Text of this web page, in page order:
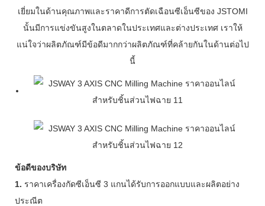
เยี่ยมในด้านคุณภาพและราคาดีการตัดเฉือนซีเอ็นซีของ JSTOMI
นั้นมีการแข่งขันสูงในตลาดในประเทศและต่างประเทศ เราให้
แน่ใจว่าผลิตภัณฑ์มีข้อดีมากกว่าผลิตภัณฑ์ที่คล้ายกันในด้านต่อไป
นี้
ข้อดีของบริษัท
1. ราคาเครื่องกัดซีเอ็นซี 3 แกนได้รับการออกแบบและผลิตอย่าง
ประณีต